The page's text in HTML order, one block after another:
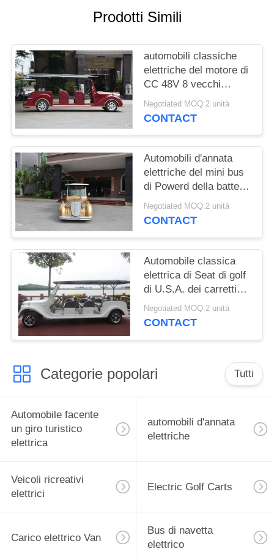
DEL
SITO
POLITICA
SULLA
PRIVACY
Prodotti Simili
automobili classiche
elettriche del motore di
CC 48V 8 vecchi
carretti di golf della
persona per la
Negotiated MOQ:2 unità
CONTACT
Automobili d'annata
elettriche del mini bus
di Powerd della batteria
con il sistema di CA
72V, direzione sinistra
Negotiated MOQ:2 unità
CONTACT
Automobile classica
elettrica di Seat di golf
di U.S.A. dei carretti
48V del motore
classico popolare 8 di
Negotiated MOQ:2 unità
CONTACT
Categorie popolari Tutti
Automobile facente
un giro turistico
elettrica
automobili d'annata
elettriche
Veicoli ricreativi
elettrici
Electric Golf Carts
Carico elettrico Van
Bus di navetta
elettrico